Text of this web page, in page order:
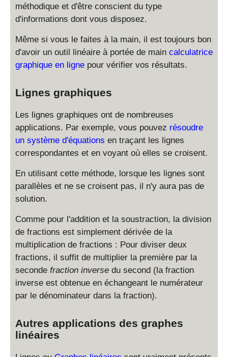
méthodique et d'être conscient du type
d'informations dont vous disposez.
Même si vous le faites à la main, il est toujours bon
d'avoir un outil linéaire à portée de main calculatrice
graphique en ligne pour vérifier vos résultats.
Lignes graphiques
Les lignes graphiques ont de nombreuses
applications. Par exemple, vous pouvez résoudre
un système d'équations en traçant les lignes
correspondantes et en voyant où elles se croisent.
En utilisant cette méthode, lorsque les lignes sont
parallèles et ne se croisent pas, il n'y aura pas de
solution.
Comme pour l'addition et la soustraction, la division
de fractions est simplement dérivée de la
multiplication de fractions : Pour diviser deux
fractions, il suffit de multiplier la première par la
seconde fraction inverse du second (la fraction
inverse est obtenue en échangeant le numérateur
par le dénominateur dans la fraction).
Autres applications des graphes
linéaires